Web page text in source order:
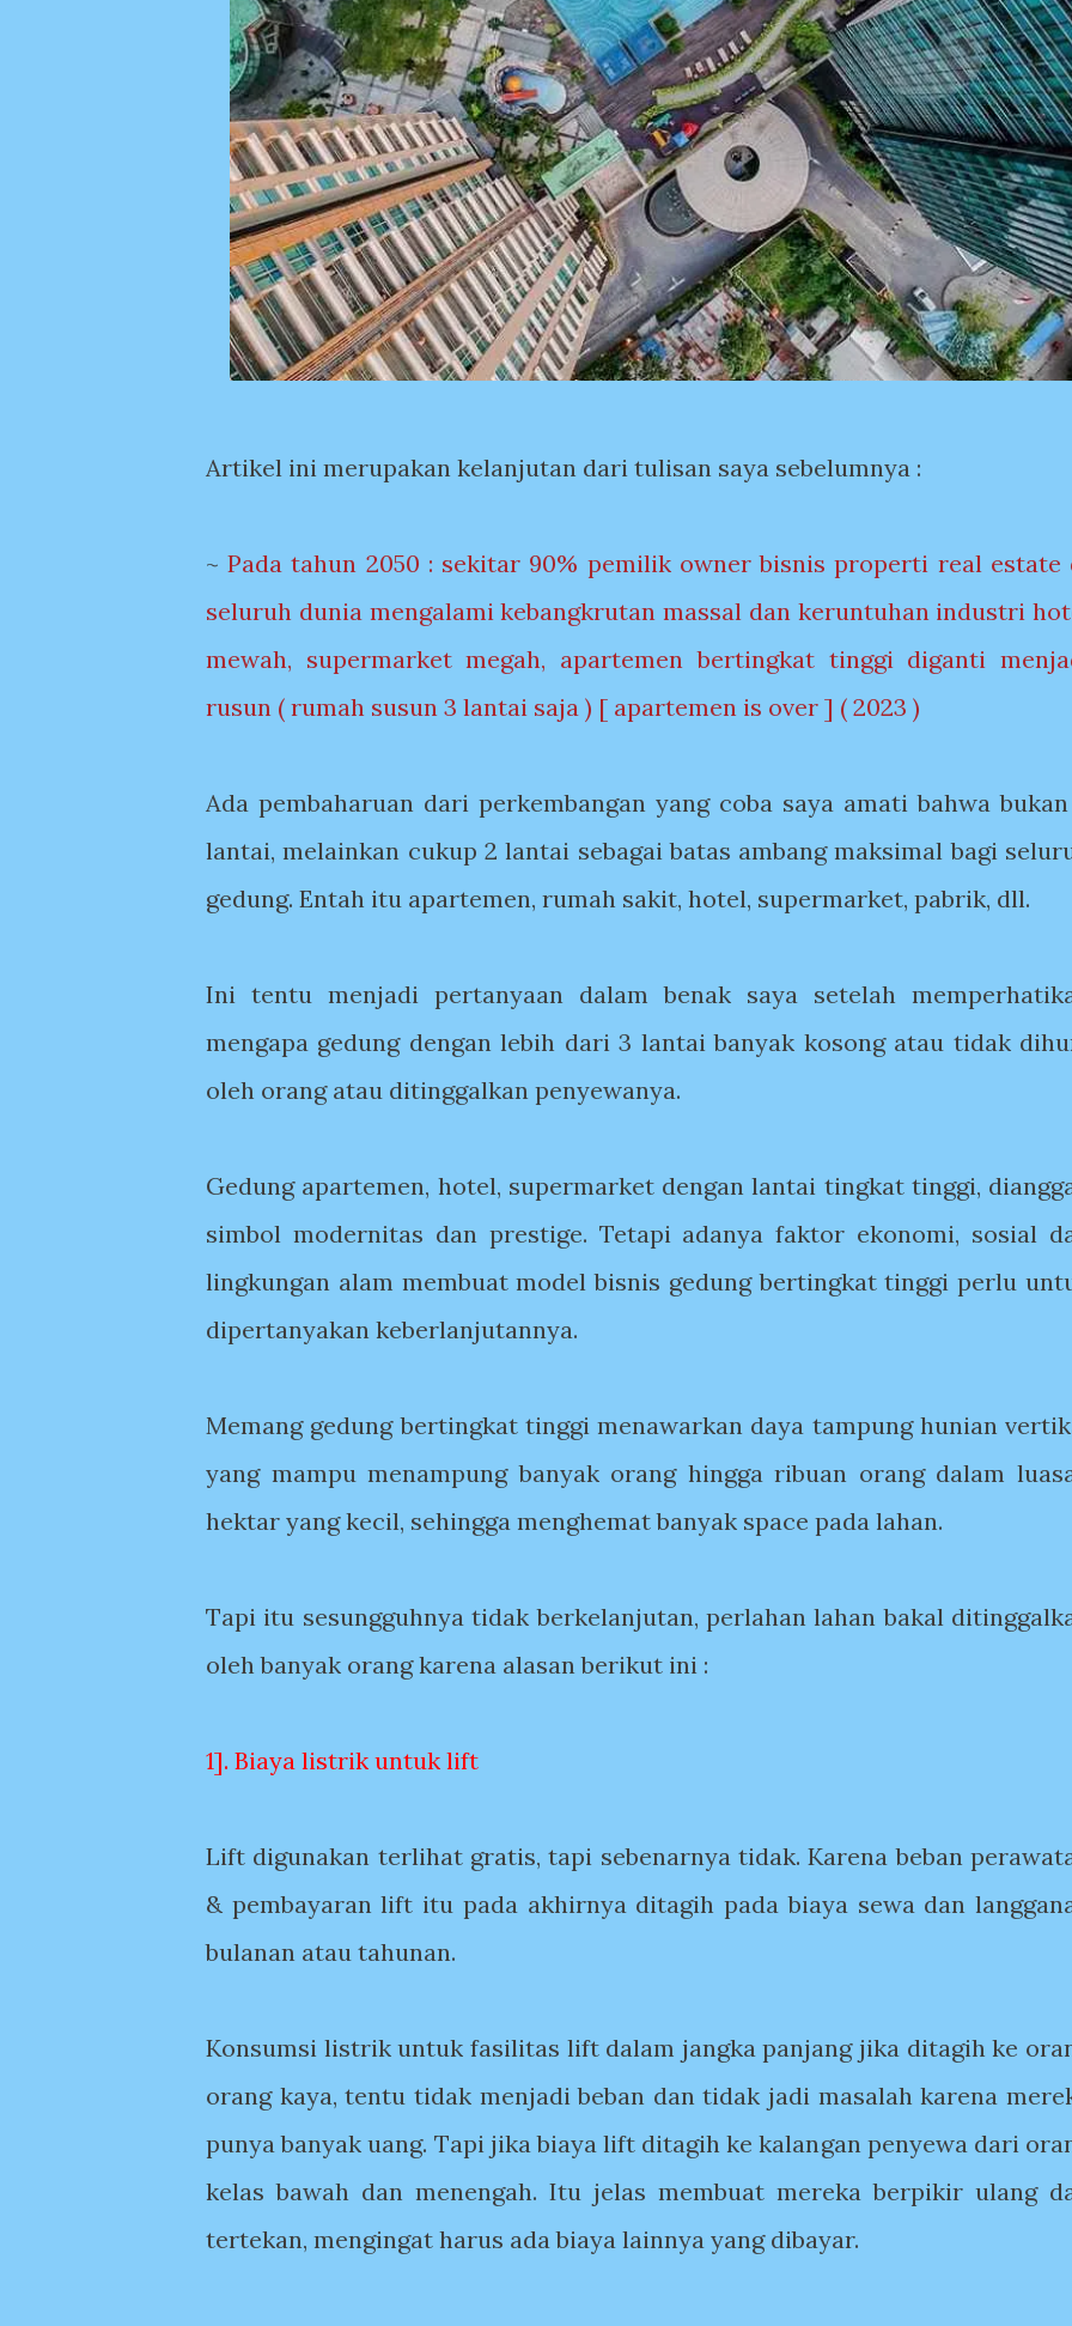
Artikel ini merupakan kelanjutan dari tulisan saya sebelumnya :
~Pada tahun 2050 : sekitar 90% pemilik owner bisnis properti real estate
seluruh dunia mengalami kebangkrutan massal dan keruntuhan industri
mewah, supermarket megah, apartemen bertingkat tinggi diganti
rusun ( rumah susun 3 lantai saja ) [ apartemen is over ] ( 2023 )
Ada pembaharuan dari perkembangan yang coba saya amati bahwa
lantai, melainkan cukup 2 lantai sebagai batas ambang maksimal bagi
gedung. Entah itu apartemen, rumah sakit, hotel, supermarket, pabrik, dll.
Ini tentu menjadi pertanyaan dalam benak saya setelah
mengapa gedung dengan lebih dari 3 lantai banyak kosong atau tidak
oleh orang atau ditinggalkan penyewanya.
Gedung apartemen, hotel, supermarket dengan lantai tingkat tinggi,
simbol modernitas dan prestige. Tetapi adanya faktor ekonomi, sosial
lingkungan alam membuat model bisnis gedung bertingkat tinggi perlu
dipertanyakan keberlanjutannya.
Memang gedung bertingkat tinggi menawarkan daya tampung hunian
yang mampu menampung banyak orang hingga ribuan orang dalam
hektar yang kecil, sehingga menghemat banyak space pada lahan.
Tapi itu sesungguhnya tidak berkelanjutan, perlahan lahan bakal
oleh banyak orang karena alasan berikut ini :
1]. Biaya listrik untuk lift
Lift digunakan terlihat gratis, tapi sebenarnya tidak. Karena beban
& pembayaran lift itu pada akhirnya ditagih pada biaya sewa dan
bulanan atau tahunan.
Konsumsi listrik untuk fasilitas lift dalam jangka panjang jika ditagih ke
orang kaya, tentu tidak menjadi beban dan tidak jadi masalah karena
punya banyak uang. Tapi jika biaya lift ditagih ke kalangan penyewa dari
kelas bawah dan menengah. Itu jelas membuat mereka berpikir ulang
tertekan, mengingat harus ada biaya lainnya yang dibayar.